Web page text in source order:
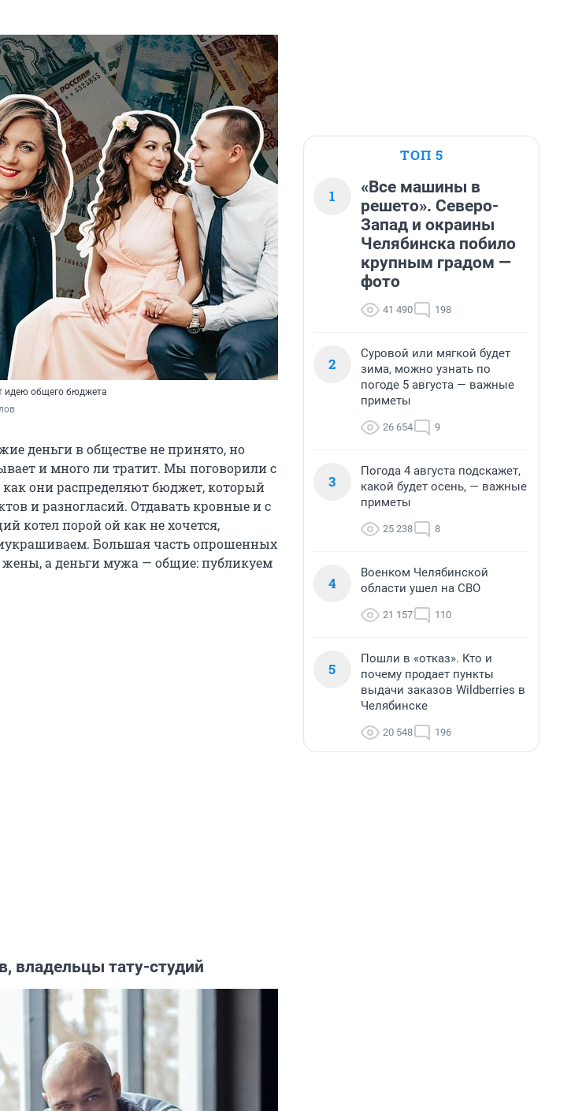
идею общего бюджета
деньги в обществе не принято, но
и много ли тратит. Мы поговорили с
они распределяют бюджет, который
и разногласий. Отдавать кровные и с
котел порой ой как не хочется,
Большая часть опрошенных
а деньги мужа — общие: публикуем
владельцы тату-студий
ТОП 5
1
«Все машины в
решето». Северо-
Запад и окраины
Челябинска побило
крупным градом —
фото
41 490 198
2
Суровой или мягкой будет
зима, можно узнать по
погоде 5 августа — важные
приметы
26 654 9
3
Погода 4 августа подскажет,
какой будет осень, — важные
приметы
25 238 8
4
Военком Челябинской
области ушел на СВО
21 157 110
5
Пошли в «отказ». Кто и
почему продает пункты
выдачи заказов Wildberries в
Челябинске
20 548 196